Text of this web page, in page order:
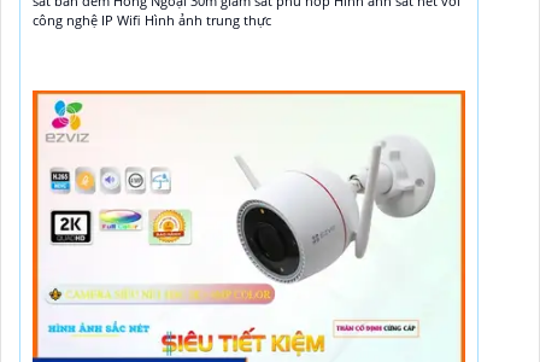
công nghệ IP Wifi Hình ảnh trung thực